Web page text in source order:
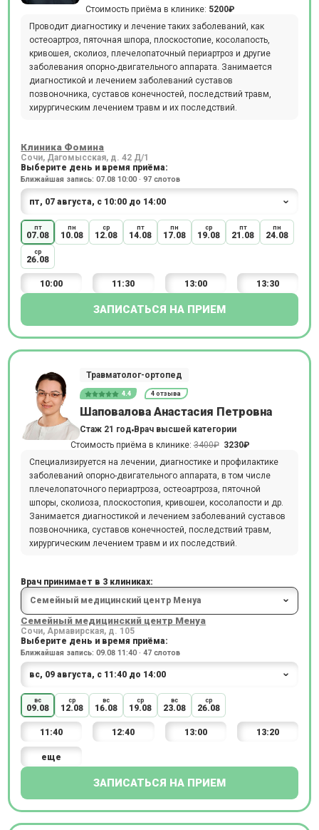
Стоимость приёма в клинике: 5200₽
Проводит диагностику и лечение таких заболеваний, как
остеоартроз, пяточная шпора, плоскостопие, косолапость,
кривошея, сколиоз, плечелопаточный периартроз и другие
заболевания опорно-двигательного аппарата. Занимается
диагностикой и лечением заболеваний суставов
позвоночника, суставов конечностей, последствий травм,
хирургическим лечением травм и их последствий.
Клиника Фомина
Сочи, Дагомысская, д. 42 Д/1
Выберите день и время приёма:
Ближайшая запись: 07.08 10:00 · 97 слотов
пт
07.08
пн
10.08
ср
12.08
пт
14.08
пн
17.08
ср
19.08
пт
21.08
пн
24.08
ср
26.08
10:00 11:30 13:00 13:30
ЗАПИСАТЬСЯ НА ПРИЕМ
Травматолог-ортопед
4.4 4 отзыва
Шаповалова Анастасия Петровна
Стаж 21 год Врач высшей категории
Стоимость приёма в клинике:3400₽ 3230₽
Специализируется на лечении, диагностике и профилактике
заболеваний опорно-двигательного аппарата, в том числе
плечелопаточного периартроза, остеоартроза, пяточной
шпоры, сколиоза, плоскостопия, кривошеи, косолапости и др.
Занимается диагностикой и лечением заболеваний суставов
позвоночника, суставов конечностей, последствий травм,
хирургическим лечением травм и их последствий.
Врач принимает в 3 клиниках:
Семейный медицинский центр Менуа
Сочи, Армавирская, д. 105
Выберите день и время приёма:
Ближайшая запись: 09.08 11:40 · 47 слотов
вс
09.08
ср
12.08
вс
16.08
ср
19.08
вс
23.08
ср
26.08
11:40 12:40 13:00 13:20
еще
ЗАПИСАТЬСЯ НА ПРИЕМ